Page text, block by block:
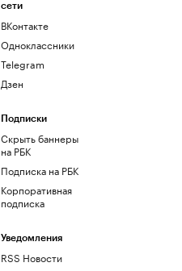
сети
ВКонтакте
Одноклассники
Telegram
Дзен
Подписки
Скрыть баннеры
на РБК
Подписка на РБК
Корпоративная
подписка
Уведомления
RSS Новости